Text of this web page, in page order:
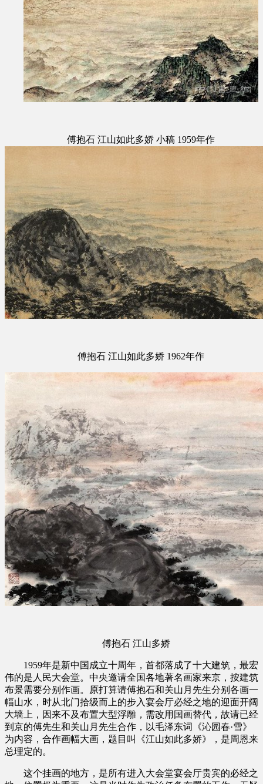
傅抱石 江山如此多娇 小稿 1959年作
傅抱石 江山如此多娇 1962年作
傅抱石 江山多娇
1959年是新中国成立十周年，首都落成了十大建筑，最宏
伟的是人民大会堂。中央邀请全国各地著名画家来京，按建筑
布景需要分别作画。原打算请傅抱石和关山月先生分别各画一
幅山水，时从北门拾级而上的步入宴会厅必经之地的迎面开阔
大墙上，因来不及布置大型浮雕，需改用国画替代，故请已经
到京的傅先生和关山月先生合作，以毛泽东词《沁园春·雪》
为内容，合作画幅大画，题目叫《江山如此多娇》，是周恩来
总理定的。
这个挂画的地方，是所有进入大会堂宴会厅贵宾的必经之